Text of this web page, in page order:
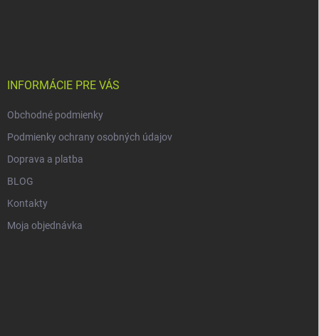
INFORMÁCIE PRE VÁS
Obchodné podmienky
Podmienky ochrany osobných údajov
Doprava a platba
BLOG
Kontakty
Moja objednávka